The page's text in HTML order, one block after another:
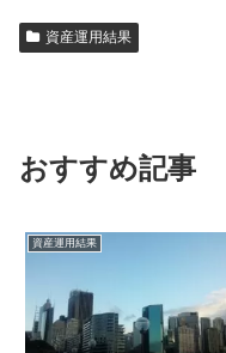
資産運用結果
おすすめ記事
資産運用結果